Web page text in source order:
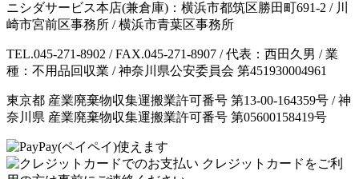
ニシダサービス本店(兼倉庫)：横浜市都筑区勝田町691-2 / 川
崎市宮前区事務所 / 横浜市青葉区事務所
TEL.045-271-8902 / FAX.045-271-8907 / 代表：西田久男 / 業
種：不用品回収業 / 神奈川県公安委員会 第451930004961
東京都 産業廃棄物収集運搬業許可番号 第13-00-164359号 / 神
奈川県 産業廃棄物収集運搬業許可番号 第05600158419号
クレジットカードをご利